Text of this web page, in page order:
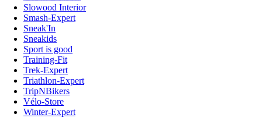
Slowood Interior
Smash-Expert
Sneak'In
Sneakids
Sport is good
Training-Fit
Trek-Expert
Triathlon-Expert
TripNBikers
Vélo-Store
Winter-Expert